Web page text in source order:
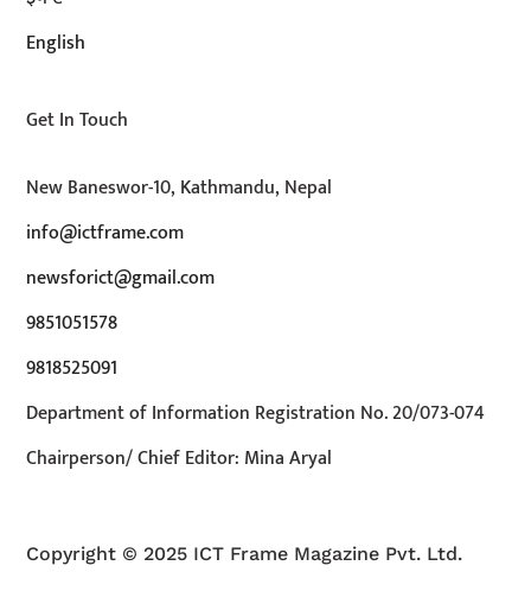
English
Get In Touch
New Baneswor-10, Kathmandu, Nepal
info@ictframe.com
newsforict@gmail.com
9851051578
9818525091
Department of Information Registration No. 20/073-074
Chairperson/ Chief Editor: Mina Aryal
Copyright © 2025 ICT Frame Magazine Pvt. Ltd.